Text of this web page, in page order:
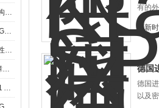
Kracht溢流阀SPV10A1G1A12构造及使用
现货KRACHT溢流阀SPV10C1G1A07特征及原理
Kracht溢流阀SPV10A1G1A12性能及特征
溢流阀SPVF 50 C2F 1 A 05故障原因分析及排除方法
KRACHT溢流阀SPVF 40 C2F 1 A 05产品总述
有的
更新
德国
德国
以及